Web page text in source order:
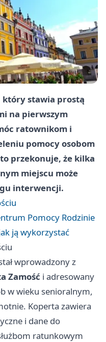
który stawia prostą
na pierwszym
ratownikom i
pomocy osobom
przekonuje, że kilka
miejscu może
interwencji.
Pomocy Rodzinie
ją wykorzystać
wprowadzony z
Zamość i adresowany
w wieku senioralnym,
Koperta zawiera
i dane do
ratunkowym